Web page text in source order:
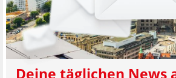
Deine täglichen News